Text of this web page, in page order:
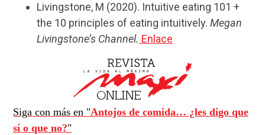
Livingstone, M (2020). Intuitive eating 101 +
the 10 principles of eating intuitively. Megan
Livingstone’s Channel. Enlace
Siga con más en "Antojos de comida… ¿les digo que
sí o que no?"